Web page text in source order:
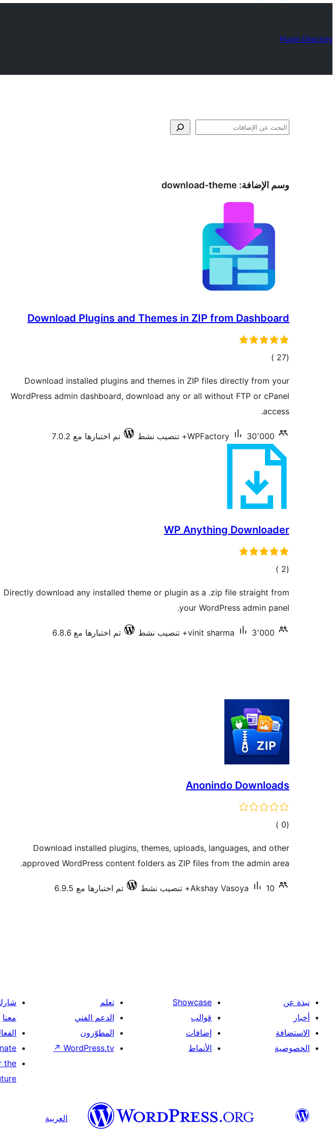
Plugin Directory
البحث
وسم الإضافة: download-theme
Download Plugins and Themes in ZIP from Dashboard
(27
إجمالي)
Download installed plugins and themes in ZIP files directly from your
WordPress admin dashboard, download any or all without FTP or cPanel
access.
WPFactory 30٬000+ تنصيب نشط تم اختبارها مع 7.0.2
WP Anything Downloader
(2
إجمالي)
Directly download any installed theme or plugin as a .zip file straight from
your WordPress admin panel.
vinit sharma 3٬000+ تنصيب نشط تم اختبارها مع 6.8.6
Anonindo Downloads
(0
إجمالي)
Download installed plugins, themes, uploads, languages, and other
approved WordPress content folders as ZIP files from the admin area.
Akshay Vasoya 10+ تنصيب نشط تم اختبارها مع 6.9.5
نبذة عن
أخبار
الاستضافة
الخصوصية
Showcase
قوالب
إضافات
الأنماط
تعلم
الدعم الفني
المطوّرون
WordPress.tv
↗
معنا
the
العربية